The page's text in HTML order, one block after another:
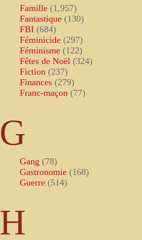
Famille (1,957)
Fantastique (130)
FBI (684)
Féminicide (297)
Féminisme (122)
Fêtes de Noël (324)
Fiction (237)
Finances (279)
Franc-maçon (77)
G
Gang (78)
Gastronomie (168)
Guerre (514)
H